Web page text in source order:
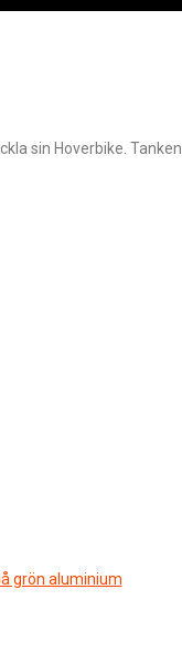
sin Hoverbike. Tanken
grön aluminium